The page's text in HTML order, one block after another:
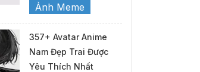
Ảnh Meme
357+ Avatar Anime
Nam Đẹp Trai Được
Yêu Thích Nhất